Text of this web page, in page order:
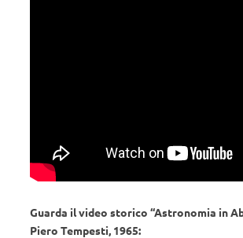
Guarda il video storico “Astronomia in
Piero Tempesti, 1965: